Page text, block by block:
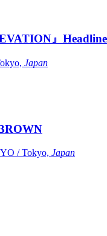
』
Japan
/ Tokyo, Japan